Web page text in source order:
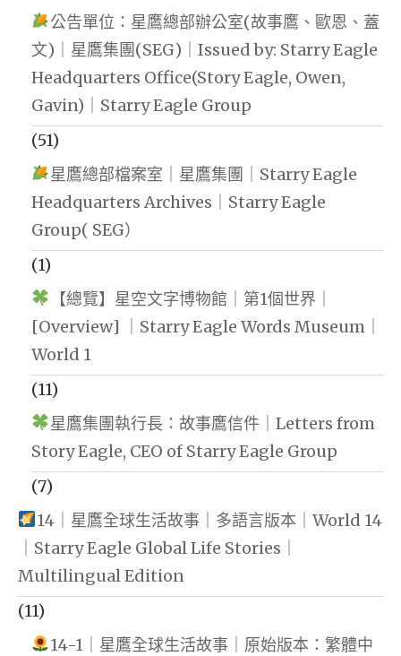
公告單位：星鷹總部辦公室(故事鷹、歐恩、蓋
文)｜星鷹集團(SEG)｜Issued by: Starry Eagle
Headquarters Office(Story Eagle, Owen,
Gavin)｜Starry Eagle Group
(51)
星鷹總部檔案室｜星鷹集團｜Starry Eagle
Headquarters Archives｜Starry Eagle
Group( SEG）
(1)
【總覽】星空文字博物館｜第1個世界｜
[Overview] ｜Starry Eagle Words Museum｜
World 1
(11)
星鷹集團執行長：故事鷹信件｜Letters from
Story Eagle, CEO of Starry Eagle Group
(7)
14｜星鷹全球生活故事｜多語言版本｜World 14
｜Starry Eagle Global Life Stories｜
Multilingual Edition
(11)
14-1｜星鷹全球生活故事｜原始版本：繁體中